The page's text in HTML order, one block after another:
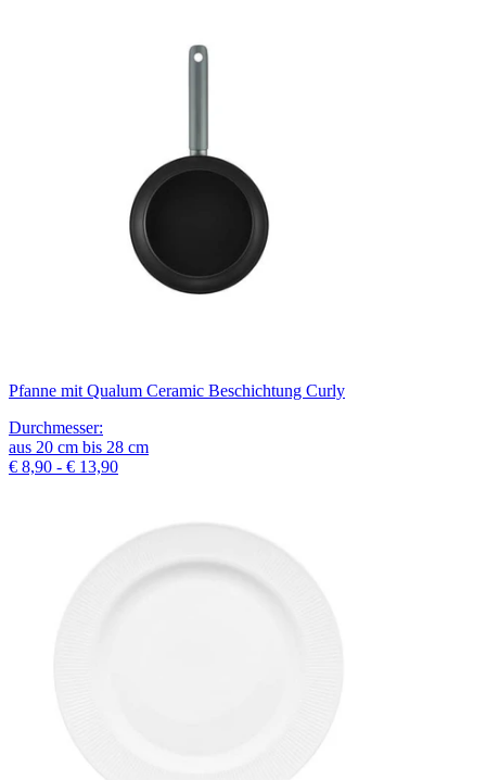
Pfanne mit Qualum Ceramic Beschichtung Curly
Durchmesser:
aus 20 cm bis 28 cm
€ 8,90 - € 13,90